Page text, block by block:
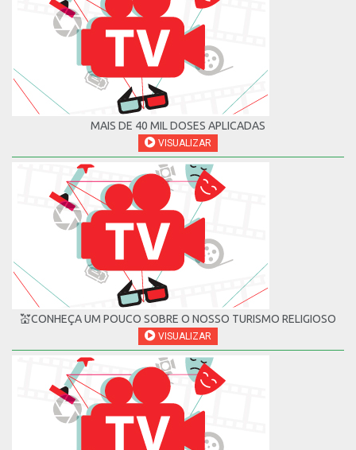
MAIS DE 40 MIL DOSES APLICADAS
VISUALIZAR
💒CONHEÇA UM POUCO SOBRE O NOSSO TURISMO RELIGIOSO
VISUALIZAR